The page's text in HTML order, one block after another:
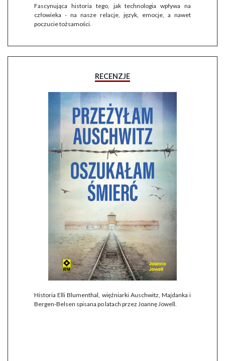
Fascynująca historia tego, jak technologia wpływa na
człowieka - na nasze relacje, język, emocje, a nawet
poczucie tożsamości.
RECENZJE
Historia Elli Blumenthal, więźniarki Auschwitz, Majdanka i
Bergen-Belsen spisana po latach przez Joannę Jowell.